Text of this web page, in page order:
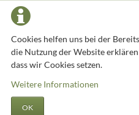
Cookies helfen uns bei der
die Nutzung der Website
dass wir Cookies setzen.
Weitere Informationen
OK